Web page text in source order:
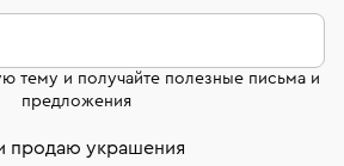
и часов смотрите на
тему и получайте полезные письма и
предложения
продаю украшения